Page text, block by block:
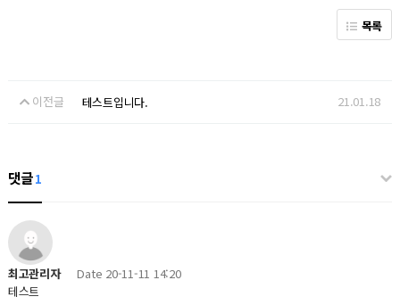
목록
이전글 테스트입니다. 21.01.18
댓글1
최고관리자 Date 20-11-11 14:20
테스트